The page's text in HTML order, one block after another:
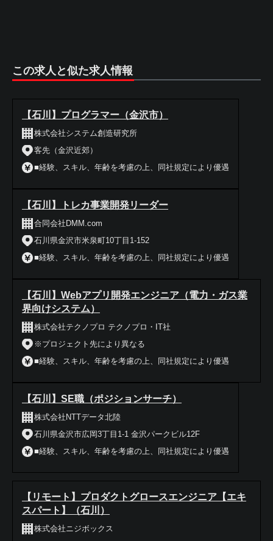
この求人と似た求人情報
【石川】プログラマー（金沢市）
株式会社システム創造研究所
客先（金沢近郊）
■経験、スキル、年齢を考慮の上、同社規定により優遇
【石川】トレカ事業開発リーダー
合同会社DMM.com
石川県金沢市米泉町10丁目1-152
■経験、スキル、年齢を考慮の上、同社規定により優遇
【石川】Webアプリ開発エンジニア（電力・ガス業
界向けシステム）
株式会社テクノプロ テクノプロ・IT社
※プロジェクト先により異なる
■経験、スキル、年齢を考慮の上、同社規定により優遇
【石川】SE職（ポジションサーチ）
株式会社NTTデータ北陸
石川県金沢市広岡3丁目1-1 金沢パークビル12F
■経験、スキル、年齢を考慮の上、同社規定により優遇
【リモート】プロダクトグロースエンジニア【エキ
スパート】（石川）
株式会社ニジボックス